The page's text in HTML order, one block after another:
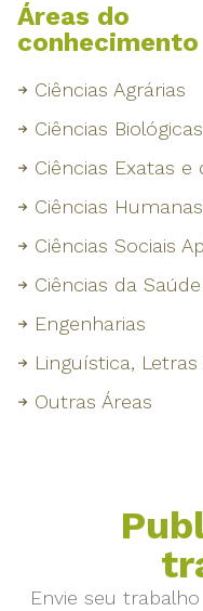
Áreas do
conhecimento
Ciências Agrárias
Ciências Biológicas
Ciências Exatas e
Ciências Humanas
Ciências Sociais
Ciências da Saúde
Engenharias
Linguística, Letras
Outras Áreas
Envie seu